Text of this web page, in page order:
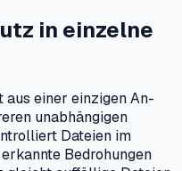
in einzelne
einer einzigen An-
unabhängigen
Dateien im
Bedrohungen